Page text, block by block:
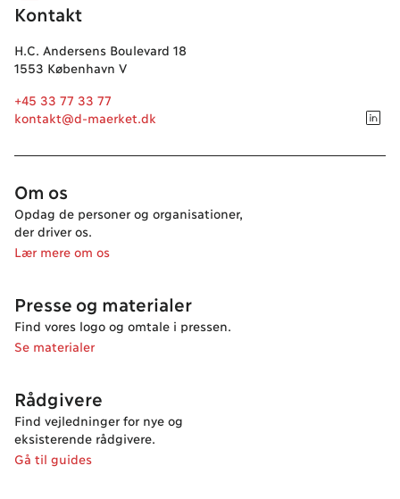
D-mærket
Kontakt
H.C. Andersens Boulevard 18
1553 København V
+45 33 77 33 77
kontakt@d-maerket.dk
Om os
Opdag de personer og organisationer,
der driver os.
Lær mere om os
Presse og materialer
Find vores logo og omtale i pressen.
Se materialer
Rådgivere
Find vejledninger for nye og
eksisterende rådgivere.
Gå til guides